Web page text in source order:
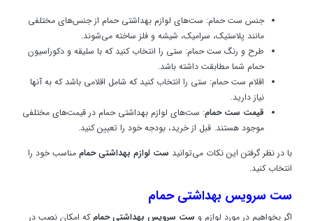
جنس ست حمام: ست‌های لوازم بهداشتی حمام از جنس‌های مختلفی
مانند پلاستیک، سرامیک، شیشه و فلز ساخته می‌شوند.
طرح و رنگ ست حمام: ستی را انتخاب کنید که با سلیقه و دکوراسیون
حمام شما مطابقت داشته باشد.
اقلام ست حمام: ستی را انتخاب کنید که شامل اقلامی باشد که به آنها
نیاز دارید.
قیمت ست حمام: ست‌های لوازم بهداشتی حمام در قیمت‌های مختلفی
موجود هستند. قبل از خرید، بودجه خود را تعیین کنید.
با در نظر گرفتن این نکات می‌توانید ست لوازم بهداشتی حمام مناسب خود را
انتخاب کنید.
ست سرویس بهداشتی حمام
اگر بخواهیم در مورد لوازم و ست سرویس بهداشتی حمامکه امکان نصب در